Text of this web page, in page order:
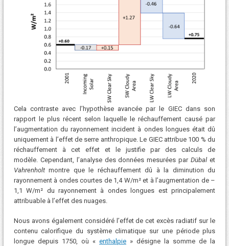
Cela contraste avec l’hypothèse avancée par le GIEC dans son
rapport le plus récent selon laquelle le réchauffement causé par
l’augmentation du rayonnement incident à ondes longues était dû
uniquement à l’effet de serre anthropique. Le GIEC attribue 100 % du
réchauffement à cet effet et le justifie par des calculs de
modèle. Cependant, l’analyse des données mesurées parDübal et
Vahrenholtmontre que le réchauffement dû à la diminution du
rayonnement à ondes courtes de 1,4 W/m² et à l’augmentation de –
1,1 W/m² du rayonnement à ondes longues est principalement
attribuable à l’effet des nuages.
Nous avons également considéré l’effet de cet excès radiatif sur le
contenu calorifique du système climatique sur une période plus
longue depuis 1750, où « enthalpie» désigne la somme de la